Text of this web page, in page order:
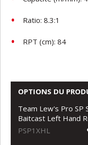
Ratio: 8.3:1
RPT (cm): 84
OPTIONS DU
Team Lew's Pro SP
Baitcast Left Hand
PSP1XHL